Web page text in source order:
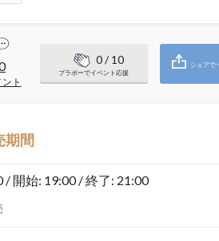
ト
0/ 10
ブラボーでイベント応援
シェアで
期間
/ 開始: 19:00 / 終了: 21:00